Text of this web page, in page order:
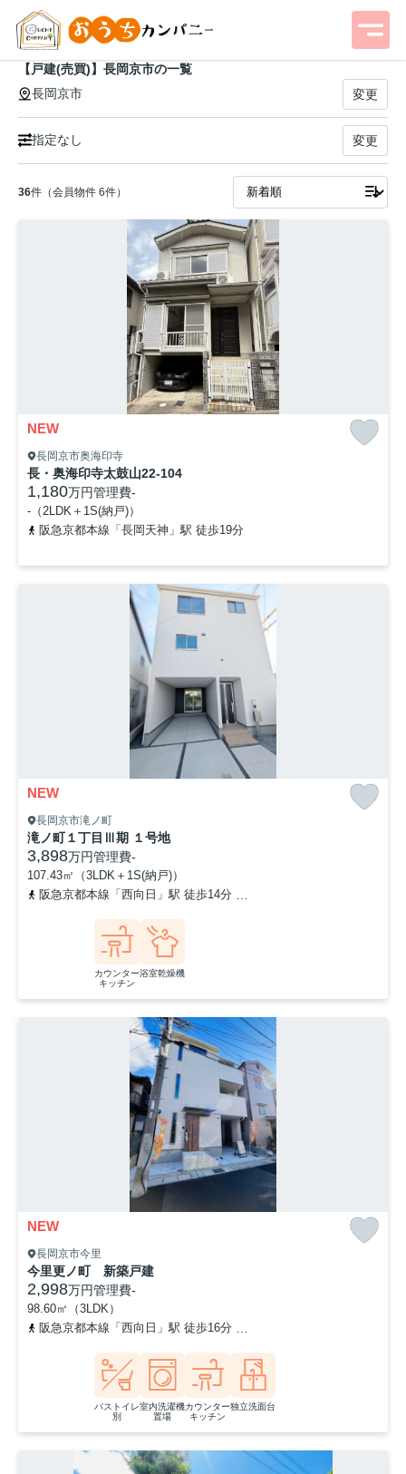
【戸建(売買)】長岡京市の一覧
長岡京市
変更
指定なし 変更
36件（会員物件 6件）
NEW
長岡京市奥海印寺
長・奥海印寺太鼓山22-104
1,180万円管理費-
-（2LDK＋1S(納戸)）
阪急京都本線「長岡天神」駅 徒歩19分
NEW
長岡京市滝ノ町
滝ノ町１丁目Ⅲ期 １号地
3,898万円管理費-
107.43㎡（3LDK＋1S(納戸)）
阪急京都本線「西向日」駅 徒歩14分
カウンター
キッチン
浴室乾燥機
NEW
長岡京市今里
今里更ノ町 新築戸建
2,998万円管理費-
98.60㎡（3LDK）
阪急京都本線「西向日」駅 徒歩16分
バストイレ
別
室内洗濯機
置場
カウンター
キッチン
独立洗面台